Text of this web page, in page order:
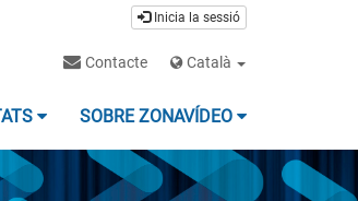
Inicia la sessió
Contacte Català
SOBRE ZONAVÍDEO